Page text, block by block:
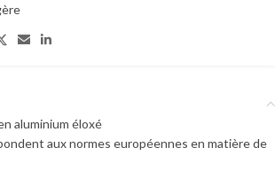
aluminium éloxé
aux normes européennes en matière de